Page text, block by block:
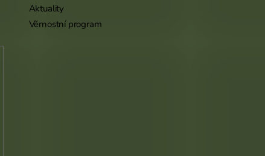
Aktuality
Věrnostní program